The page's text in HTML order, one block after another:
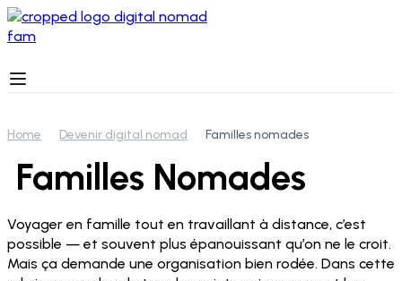
Home Devenir digital nomad Familles nomades
Familles Nomades
Voyager en famille tout en travaillant à distance, c’est
possible — et souvent plus épanouissant qu’on ne le croit.
Mais ça demande une organisation bien rodée. Dans cette